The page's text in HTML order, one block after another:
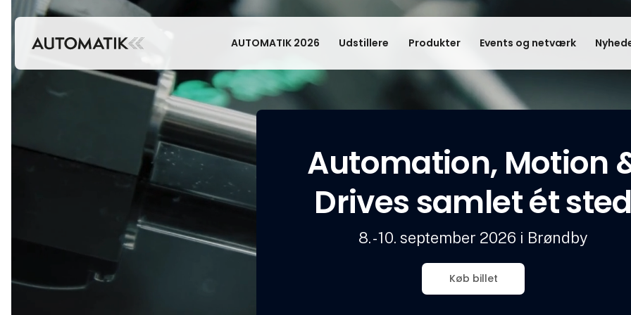
AUTOMATIK 2026 Udstillere Produkter Events og netværk
Automation, Motion
Drives samlet ét sted
8. - 10. september 2026 i Brøndby
Køb billet